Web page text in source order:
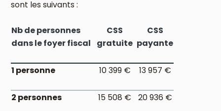
sont les suivants :
Nb de personnes
dans le foyer fiscal
CSS
gratuite
CSS
payante
1 personne 10 399 € 13 957 €
2 personnes 15 508 € 20 936 €